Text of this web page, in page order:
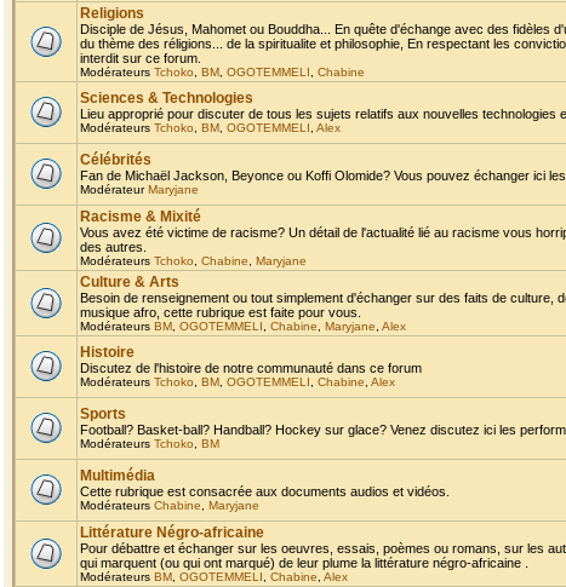
Religions
Disciple de Jésus, Mahomet ou Bouddha... En quête d'échange avec des fidèles
du thème des réligions... de la spiritualite et philosophie, En respectant les
interdit sur ce forum.
Modérateurs Tchoko BM OGOTEMMELI Chabine
Sciences & Technologies
Lieu approprié pour discuter de tous les sujets relatifs aux nouvelles technologies
Modérateurs Tchoko BM OGOTEMMELI Alex
Célébrités
Fan de Michaël Jackson, Beyonce ou Koffi Olomide? Vous pouvez échanger ici
ModérateurMaryjane
Racisme & Mixité
Vous avez été victime de racisme? Un détail de l'actualité lié au racisme vous
des autres.
Modérateurs Tchoko Chabine Maryjane
Culture & Arts
Besoin de renseignement ou tout simplement d'échanger sur des faits de culture,
musique afro, cette rubrique est faite pour vous.
Modérateurs BM OGOTEMMELI Chabine Maryjane Alex
Histoire
Discutez de l'histoire de notre communauté dans ce forum
Modérateurs Tchoko BM OGOTEMMELI Chabine Alex
Sports
Football? Basket-ball? Handball? Hockey sur glace? Venez discutez ici les
Modérateurs Tchoko BM
Multimédia
Cette rubrique est consacrée aux documents audios et vidéos.
Modérateurs Chabine Maryjane
Littérature Négro-africaine
Pour débattre et échanger sur les oeuvres, essais, poèmes ou romans, sur les
qui marquent (ou qui ont marqué) de leur plume la littérature négro-africaine .
Modérateurs BM OGOTEMMELI Chabine Alex